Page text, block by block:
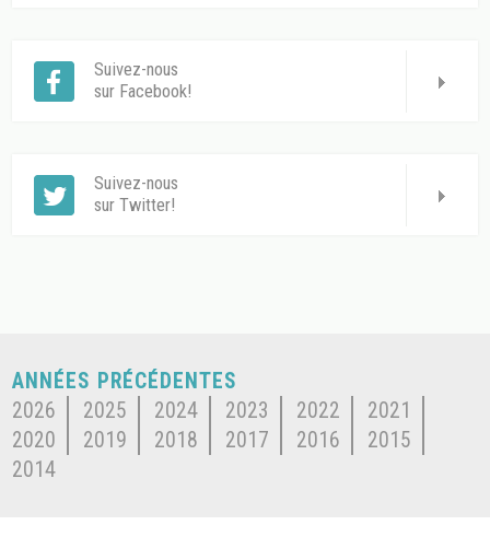
Suivez-nous
sur Facebook!
Suivez-nous
sur Twitter!
ANNÉES PRÉCÉDENTES
2026
2025 2024 2023 2022
2021
2020
2019 2018 2017 2016
2015
2014